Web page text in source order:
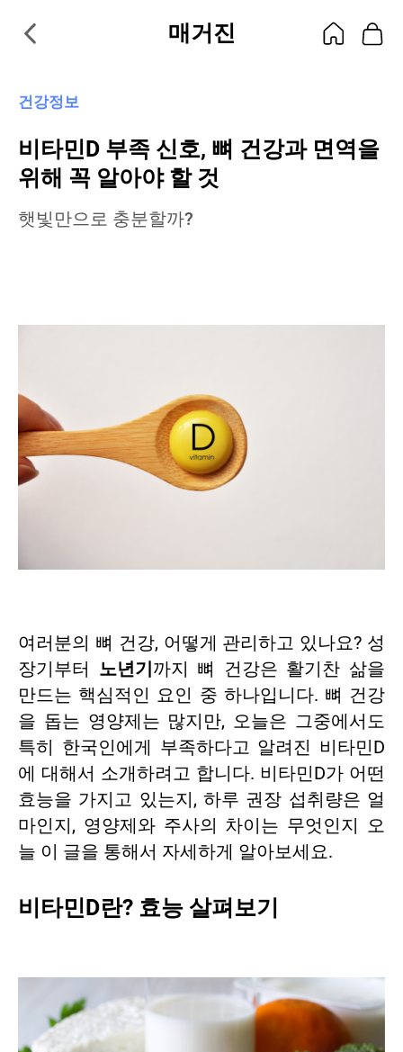
매거진
건강정보
비타민D 부족 신호, 뼈 건강과 면역을
위해 꼭 알아야 할 것
햇빛만으로 충분할까?
여러분의 뼈 건강, 어떻게 관리하고 있나요? 성
장기부터 노년기 까지 뼈 건강은 활기찬 삶을
만드는 핵심적인 요인 중 하나입니다. 뼈 건강
을 돕는 영양제는 많지만, 오늘은 그중에서도
특히 한국인에게 부족하다고 알려진 비타민D
에 대해서 소개하려고 합니다. 비타민D가 어떤
효능을 가지고 있는지, 하루 권장 섭취량은 얼
마인지, 영양제와 주사의 차이는 무엇인지 오
늘 이 글을 통해서 자세하게 알아보세요.
비타민D란? 효능 살펴보기